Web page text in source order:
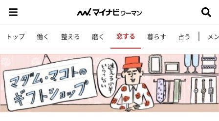
トップ 働く 整える 磨く 恋する 暮らす 占う メ